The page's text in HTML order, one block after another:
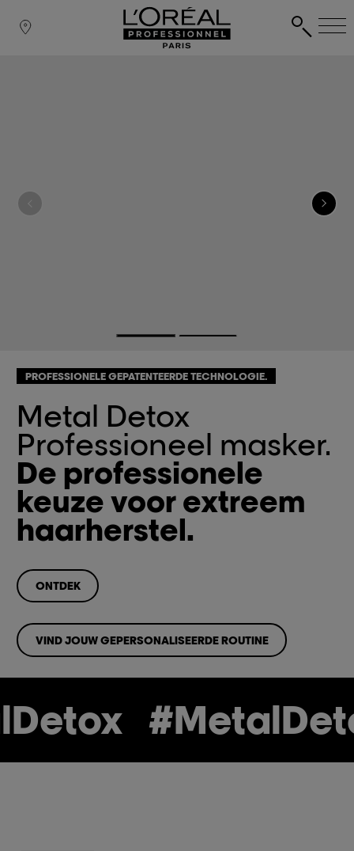
PROFESSIONELE GEPATENTEERDE TECHNOLOGIE.
Metal Detox
Professioneel masker.
De professionele
keuze voor extreem
haarherstel.
ONTDEK
VIND JOUW GEPERSONALISEERDE ROUTINE